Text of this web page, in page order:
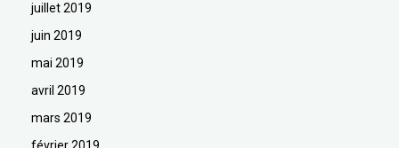
juillet 2019
juin 2019
mai 2019
avril 2019
mars 2019